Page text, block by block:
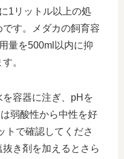
1リットル以上の処
す。メダカの飼育容
量を500ml以内に抑
。
容器に注ぎ、pHを
弱酸性から中性を好
トで確認してくださ
き剤を加えるとさら